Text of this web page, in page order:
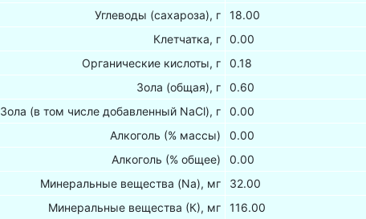
Углеводы (сахароза), г
18.00
Клетчатка, г
0.00
Органические кислоты, г
0.18
Зола (общая), г
0.60
Зола (в том числе добавленный NaCl), г
0.00
Алкоголь (% массы)
0.00
Алкоголь (% общее)
0.00
Минеральные вещества (Na), мг
32.00
Минеральные вещества (К), мг
116.00